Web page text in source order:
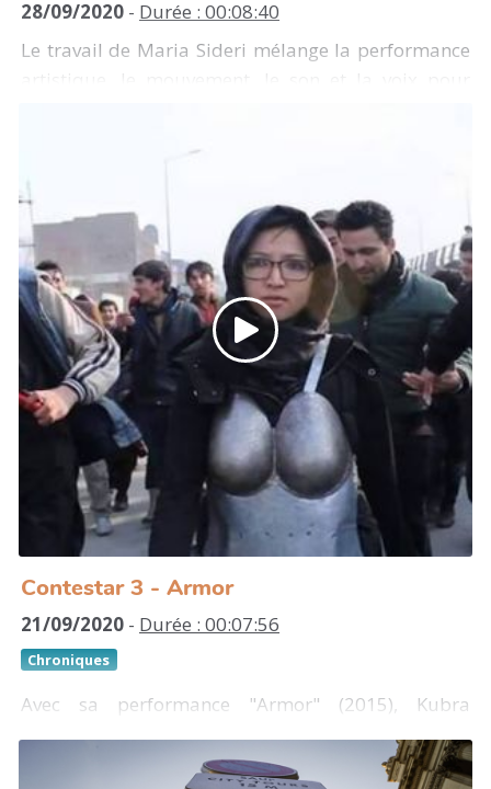
28/09/2020 - Durée : 00:08:40
Le travail de Maria Sideri mélange la performance
artistique, le mouvement, le son et la voix pour
corps féminin dans l'espace public. Avec "Take Me
To Your Favourite Place", Maria Sideri met à
l'honneur des lieux physiques et mentaux
d'exclusion sociale dans la ville.
http://mariasideri.gr/
https://soundcloud.com/maria-sideri-1/take-
me-to-your-favourite-place
Contestar 3 - Armor
21/09/2020 - Durée : 00:07:56
Chroniques
Avec sa performance "Armor" (2015), Kubra
Kadhemi dénonce le harcèlement sexuel fait aux
femmes en Afghanistan. Elle exprime la difficulté